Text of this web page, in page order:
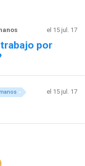
el 15 jul. 17
por
el 15 jul. 17